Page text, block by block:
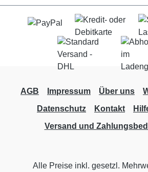
AGB Impressum Über uns
Datenschutz
Kontakt
Versand und
Alle Preise inkl. gesetzl.